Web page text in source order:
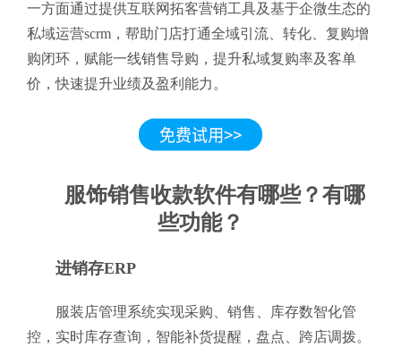
一方面通过提供互联网拓客营销工具及基于企微生态的
私域运营scrm，帮助门店打通全域引流、转化、复购增
购闭环，赋能一线销售导购，提升私域复购率及客单
价，快速提升业绩及盈利能力。
服饰销售收款软件有哪些？有哪
些功能？
进销存ERP
服装店管理系统实现采购、销售、库存数智化管
控，实时库存查询，智能补货提醒，盘点、跨店调拨。